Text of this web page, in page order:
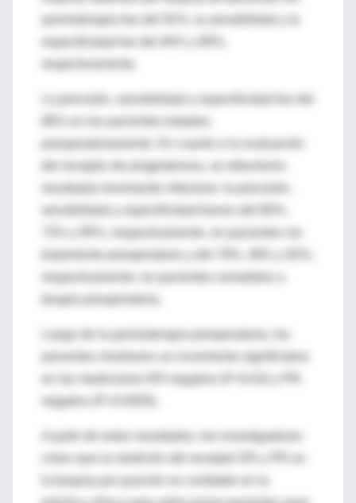
quimioterapia fue del 91%, la sensibilidad y la
del receptor de progesterona, se obtuvieron
terapia preoperatoria.
Luego de la quimioterapia preoperatoria, los
pacientes mostraron un incremento significativo
en las mediciones ER-negativo (P=0.02) y PR-
negativo (P=0.0005).
A partir de estos resultados, los investigadores